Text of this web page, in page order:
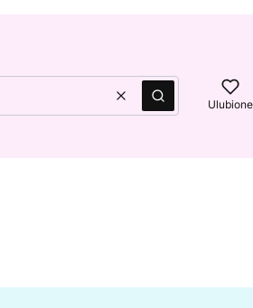
WyczyśćSzukaj Ulubione